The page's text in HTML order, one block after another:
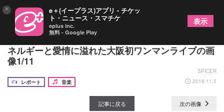
Rude-α「俺の夢は人の夢になることです」 ーーエ
ネルギーと愛情に溢れた大阪初ワンマンライブの画
像1/11
SPICER
レポート
音楽 2018.11.5
記事に戻る 次の画像
× e＋(イープラス)アプリ - チケッ
ト・ニュース・スマチケ
eplus inc.
無料 - Google Play
表示